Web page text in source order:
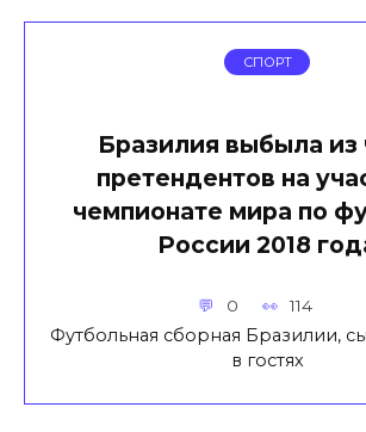
СПОРТ
Бразилия выбыла из
претендентов на
чемпионате мира по
России 2018
0 114
Футбольная сборная Бразилии,
в гостях